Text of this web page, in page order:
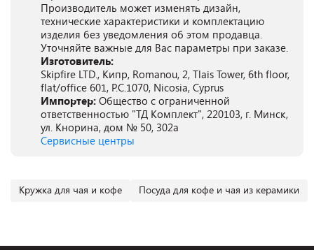
Производитель может изменять дизайн,
технические характеристики и комплектацию
изделия без уведомления об этом продавца.
Уточняйте важные для Вас параметры при заказе.
Изготовитель:
Skipfire LTD., Кипр, Romanou, 2, Tlais Tower, 6th floor,
flat/office 601, P.C.1070, Nicosia, Cyprus
Импортер: Общество с ограниченной
ответственностью "ТД Комплект", 220103, г. Минск,
ул. Кнорина, дом № 50, 302а
Сервисные центры
Кружка для чая и кофе Посуда для кофе и чая из керамики